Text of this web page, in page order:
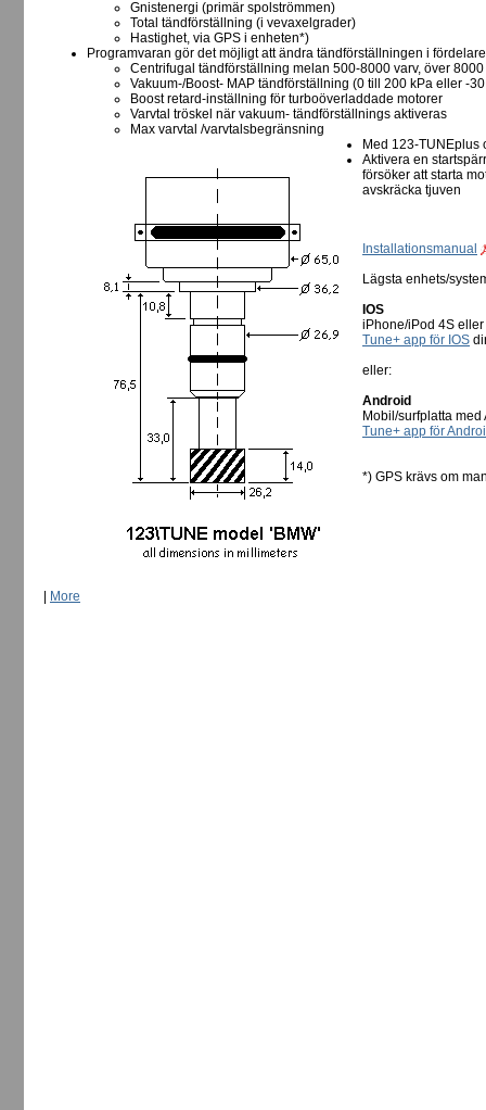
Gnistenergi (primär spolströmmen)
Total tändförställning (i vevaxelgrader)
Hastighet, via GPS i enheten*)
Programvaran gör det möjligt att ändra tändförställningen i
Centrifugal tändförställning melan 500-8000 varv, över
Vakuum-/Boost- MAP tändförställning (0 till 200 kPa eller -
Boost retard-inställning för turboöverladdade motorer
Varvtal tröskel när vakuum- tändförställnings aktiveras
Max varvtal /varvtalsbegränsning
Med 123-TUNEplus
Aktivera en
försöker att starta
avskräcka tjuven
Installationsmanual
Lägsta enhets/
IOS
iPhone/iPod 4S
Tune+ app för IOS
eller:
Android
Mobil/surfplatta
Tune+ app för
*) GPS krävs om
More